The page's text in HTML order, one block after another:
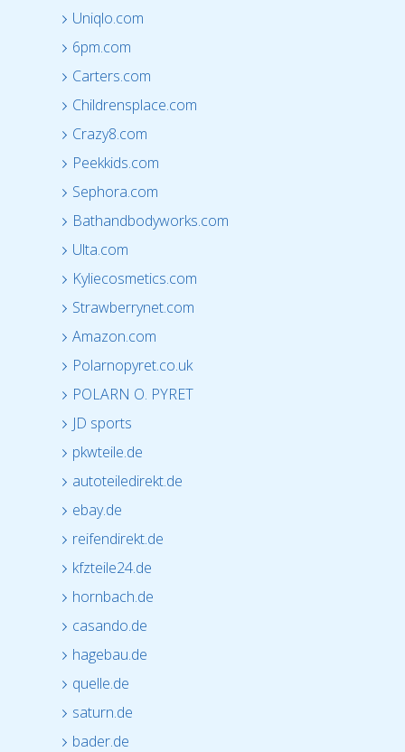
Uniqlo.com
6pm.com
Carters.com
Childrensplace.com
Crazy8.com
Peekkids.com
Sephora.com
Bathandbodyworks.com
Ulta.com
Kyliecosmetics.com
Strawberrynet.com
Amazon.com
Polarnopyret.co.uk
POLARN O. PYRET
JD sports
pkwteile.de
autoteiledirekt.de
ebay.de
reifendirekt.de
kfzteile24.de
hornbach.de
casando.de
hagebau.de
quelle.de
saturn.de
bader.de